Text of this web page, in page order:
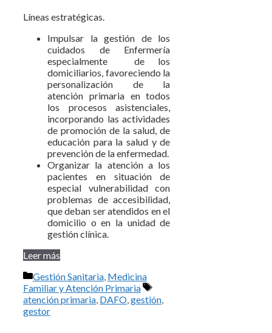
Líneas estratégicas.
Impulsar la gestión de los
cuidados de Enfermería
especialmente de los
domiciliarios, favoreciendo la
personalización de la
atención primaria en todos
los procesos asistenciales,
incorporando las actividades
de promoción de la salud, de
educación para la salud y de
prevención de la enfermedad.
Organizar la atención a los
pacientes en situación de
especial vulnerabilidad con
problemas de accesibilidad,
que deban ser atendidos en el
domicilio o en la unidad de
gestión clínica.
Leer más
Categorías
Gestión Sanitaria, Medicina
Familiar y Atención Primaria
Etiquetas
atención primaria, DAFO,gestión,
gestor